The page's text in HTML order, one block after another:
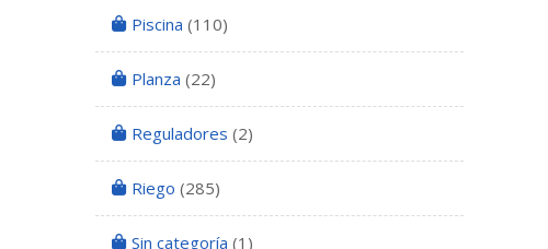
Piscina (110)
Planza (22)
Reguladores (2)
Riego (285)
Sin categoría (1)